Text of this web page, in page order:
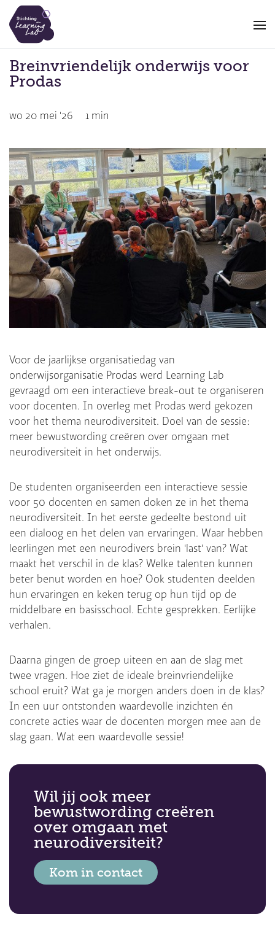
Overslaan
en
naar
de
inhoud
gaan
Breinvriendelijk onderwijs voor
Prodas
wo 20 mei '26 1 min
Voor de jaarlijkse organisatiedag van
onderwijsorganisatie Prodas werd Learning Lab
gevraagd om een interactieve break-out te organiseren
voor docenten. In overleg met Prodas werd gekozen
voor het thema neurodiversiteit. Doel van de sessie:
meer bewustwording creëren over omgaan met
neurodiversiteit in het onderwijs.
De studenten organiseerden een interactieve sessie
voor 50 docenten en samen doken ze in het thema
neurodiversiteit. In het eerste gedeelte bestond uit
een dialoog en het delen van ervaringen. Waar hebben
leerlingen met een neurodivers brein 'last' van? Wat
maakt het verschil in de klas? Welke talenten kunnen
beter benut worden en hoe? Ook studenten deelden
hun ervaringen en keken terug op hun tijd op de
middelbare en basisschool. Echte gesprekken. Eerlijke
verhalen.
Daarna gingen de groep uiteen en aan de slag met
twee vragen. Hoe ziet de ideale breinvriendelijke
school eruit? Wat ga je morgen anders doen in de klas?
In een uur ontstonden waardevolle inzichten én
concrete acties waar de docenten morgen mee aan de
slag gaan. Wat een waardevolle sessie!
Wil jij ook meer
bewustwording creëren
over omgaan met
neurodiversiteit?
Kom in contact